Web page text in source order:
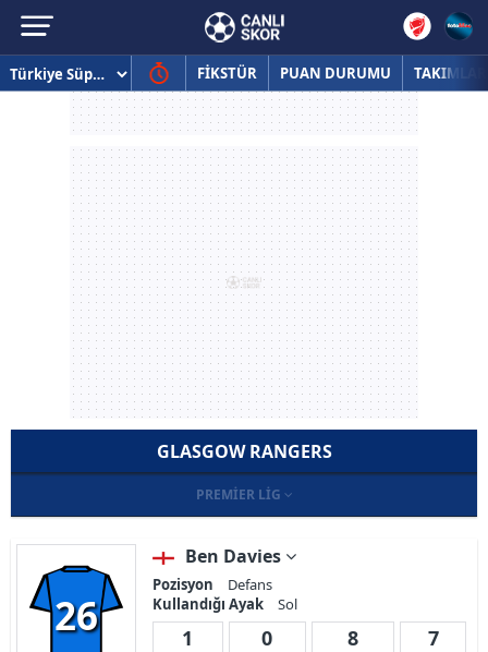
FİKSTÜR PUAN DURUMU TAKIMLAR
GLASGOW RANGERS
PREMIER LIG
26
Ben Davies
Pozisyon
Defans
Kullandığı Ayak
Sol
1 0 8 7